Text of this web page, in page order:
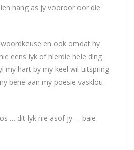
hang as jy vooroor oor die
en ook omdat hy
eens lyk of hierdie hele ding
my hart by my keel wil uitspring
bene aan my poesie vasklou
… dit lyk nie asof jy … baie